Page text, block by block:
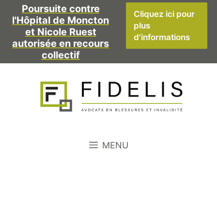
contenu
Poursuite contre
l'Hôpital de Moncton
et Nicole Ruest
autorisée en recours
collectif
Cliquez ici pour
plus
d'informations
MENU